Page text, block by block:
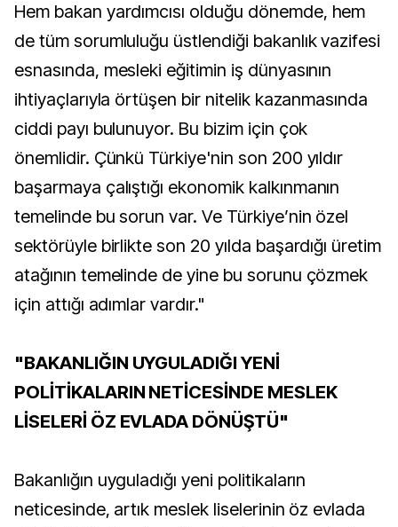
Hem bakan yardımcısı olduğu dönemde, hem
de tüm sorumluluğu üstlendiği bakanlık vazifesi
esnasında, mesleki eğitimin iş dünyasının
ihtiyaçlarıyla örtüşen bir nitelik kazanmasında
ciddi payı bulunuyor. Bu bizim için çok
önemlidir. Çünkü Türkiye'nin son 200 yıldır
başarmaya çalıştığı ekonomik kalkınmanın
temelinde bu sorun var. Ve Türkiye’nin özel
sektörüyle birlikte son 20 yılda başardığı üretim
atağının temelinde de yine bu sorunu çözmek
için attığı adımlar vardır."
"BAKANLIĞIN UYGULADIĞI YENİ
POLİTİKALARIN NETİCESİNDE MESLEK
LİSELERİ ÖZ EVLADA DÖNÜŞTÜ"
Bakanlığın uyguladığı yeni politikaların
neticesinde, artık meslek liselerinin öz evlada